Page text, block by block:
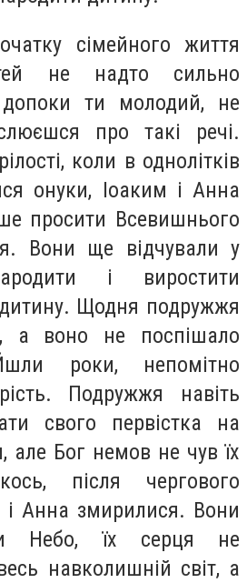
сімейного життя
не надто сильно
допоки ти молодий, не
про такі речі.
коли в однолітків
онуки, Іоаким і Анна
просити Всевишнього
Вони ще відчували у
і виростити
дитину. Щодня подружжя
а воно не поспішало
роки, непомітно
Подружжя навіть
свого первістка на
але Бог немов не чув їх
після чергового
і Анна змирилися. Вони
Небо, їх серця не
навколишній світ, а